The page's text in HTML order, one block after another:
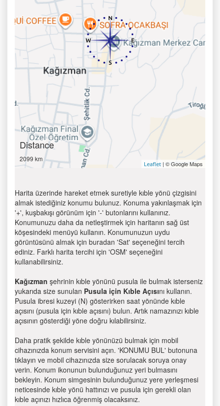
Distance
2099 km
Leaflet | © Google Maps
Harita üzerinde hareket etmek suretiyle kıble yönü çizgisini
almak istediğiniz konumu bulunuz. Konuma yakınlaşmak için
'+', kuşbakışı görünüm için '-' butonlarını kullanınız.
Konumunuzu daha da netleştirmek için haritanın sağ üst
köşesindeki menüyü kullanın. Konumunuzun uydu
görüntüsünü almak için buradan 'Sat' seçeneğini tercih
ediniz. Farklı harita tercihi için 'OSM' seçeneğini
kullanabilirsiniz.
Kağızman şehrinin kıble yönünü pusula ile bulmak isterseniz
yukarıda size sunulan Pusula için Kıble Açısını kullanın.
Pusula ibresi kuzeyi (N) gösterirken saat yönünde kıble
açısını (pusula için kıble açısını) bulun. Artık namazınızı kıble
açısının gösterdiği yöne doğru kılabilirsiniz.
Daha pratik şekilde kıble yönünüzü bulmak için mobil
cihazınızda konum servisini açın. 'KONUMU BUL' butonuna
tıklayın ve mobil cihazınızda size sorulacak soruya onay
verin. Konum ikonunun bulunduğunuz yeri bulmasını
bekleyin. Konum simgesinin bulunduğunuz yere yerleşmesi
neticesinde kıble yönü hattınızı ve pusula için gerekli olan
kıble açınızı hızlıca öğrenmiş olacaksınız.